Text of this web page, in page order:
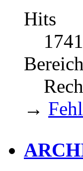
Hits
1741
Bereich
→